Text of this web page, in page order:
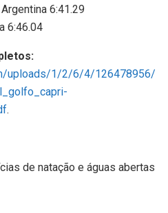
6:41.29
6:46.04
uploads/1/2/6/4/126478956/
.
de natação e águas abertas